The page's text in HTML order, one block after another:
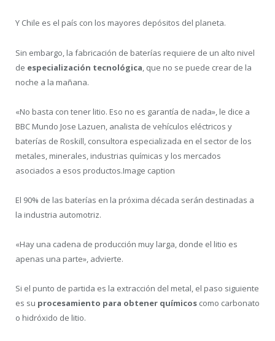
Y Chile es el país con los mayores depósitos del planeta.
Sin embargo, la fabricación de baterías requiere de un alto nivel
de especialización tecnológica , que no se puede crear de la
noche a la mañana.
«No basta con tener litio. Eso no es garantía de nada», le dice a
BBC Mundo Jose Lazuen, analista de vehículos eléctricos y
baterías de Roskill, consultora especializada en el sector de los
metales, minerales, industrias químicas y los mercados
asociados a esos productos.Image caption
El 90% de las baterías en la próxima década serán destinadas a
la industria automotriz.
«Hay una cadena de producción muy larga, donde el litio es
apenas una parte», advierte.
Si el punto de partida es la extracción del metal, el paso siguiente
es su procesamiento para obtener químicos como carbonato
o hidróxido de litio.